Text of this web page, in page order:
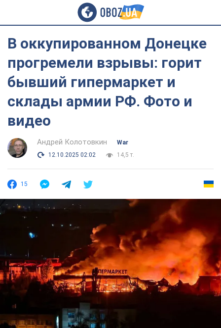
В оккупированном Донецке
прогремели взрывы: горит
бывший гипермаркет и
склады армии РФ. Фото и
видео
Андрей Колотовкин
War
12.10.2025 02:02
14,5 т.
15